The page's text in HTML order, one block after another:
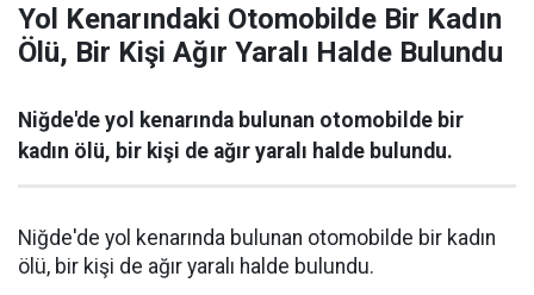
Yol Kenarındaki Otomobilde Bir Kadın
Ölü, Bir Kişi Ağır Yaralı Halde Bulundu
Niğde'de yol kenarında bulunan otomobilde bir
kadın ölü, bir kişi de ağır yaralı halde bulundu.
Niğde'de yol kenarında bulunan otomobilde bir kadın
ölü, bir kişi de ağır yaralı halde bulundu.